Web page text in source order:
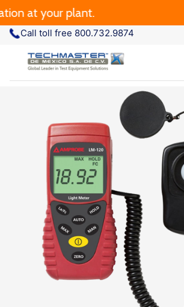
at your plant.
Call toll free 800.732.9874